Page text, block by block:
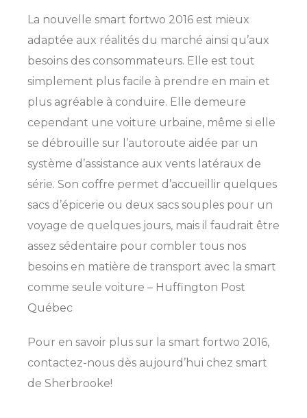
La nouvelle smart fortwo 2016 est mieux
adaptée aux réalités du marché ainsi qu’aux
besoins des consommateurs. Elle est tout
simplement plus facile à prendre en main et
plus agréable à conduire. Elle demeure
cependant une voiture urbaine, même si elle
se débrouille sur l’autoroute aidée par un
système d’assistance aux vents latéraux de
série. Son coffre permet d’accueillir quelques
sacs d’épicerie ou deux sacs souples pour un
voyage de quelques jours, mais il faudrait être
assez sédentaire pour combler tous nos
besoins en matière de transport avec la smart
comme seule voiture – Huffington Post
Québec
Pour en savoir plus sur la smart fortwo 2016,
contactez-nous dès aujourd’hui chez smart
de Sherbrooke!